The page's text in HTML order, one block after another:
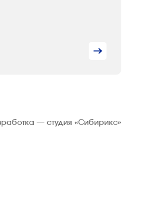
— студия«Сибирикс»